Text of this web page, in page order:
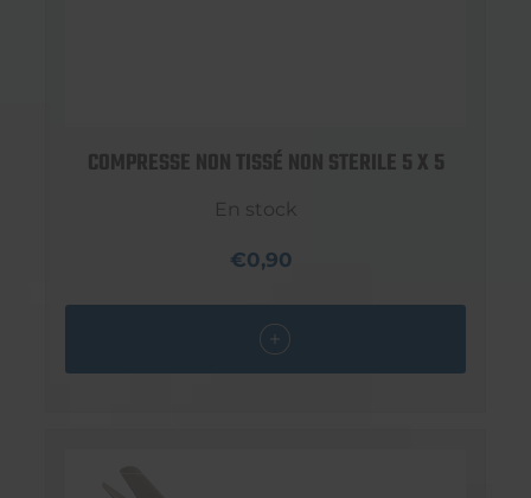
COMPRESSE NON TISSÉ NON STERILE 5 X 5
En stock
€0,90